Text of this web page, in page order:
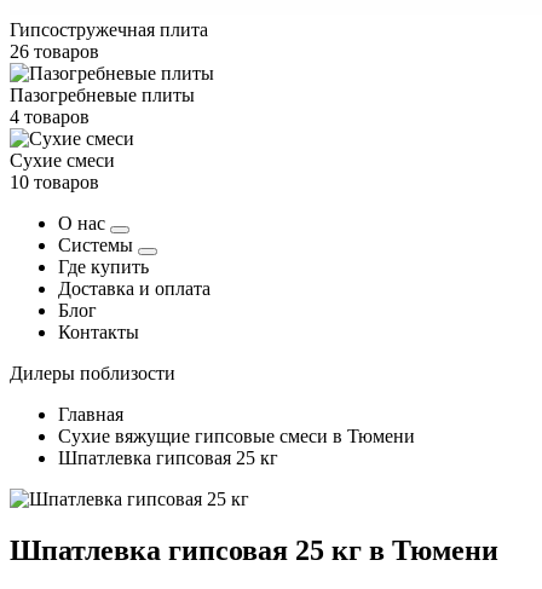
Гипсостружечная плита
26 товаров
Пазогребневые плиты
4 товаров
Сухие смеси
10 товаров
О нас
Системы
Где купить
Доставка и оплата
Блог
Контакты
Дилеры поблизости
Главная
Сухие вяжущие гипсовые смеси в Тюмени
Шпатлевка гипсовая 25 кг
Шпатлевка гипсовая 25 кг в Тюмени